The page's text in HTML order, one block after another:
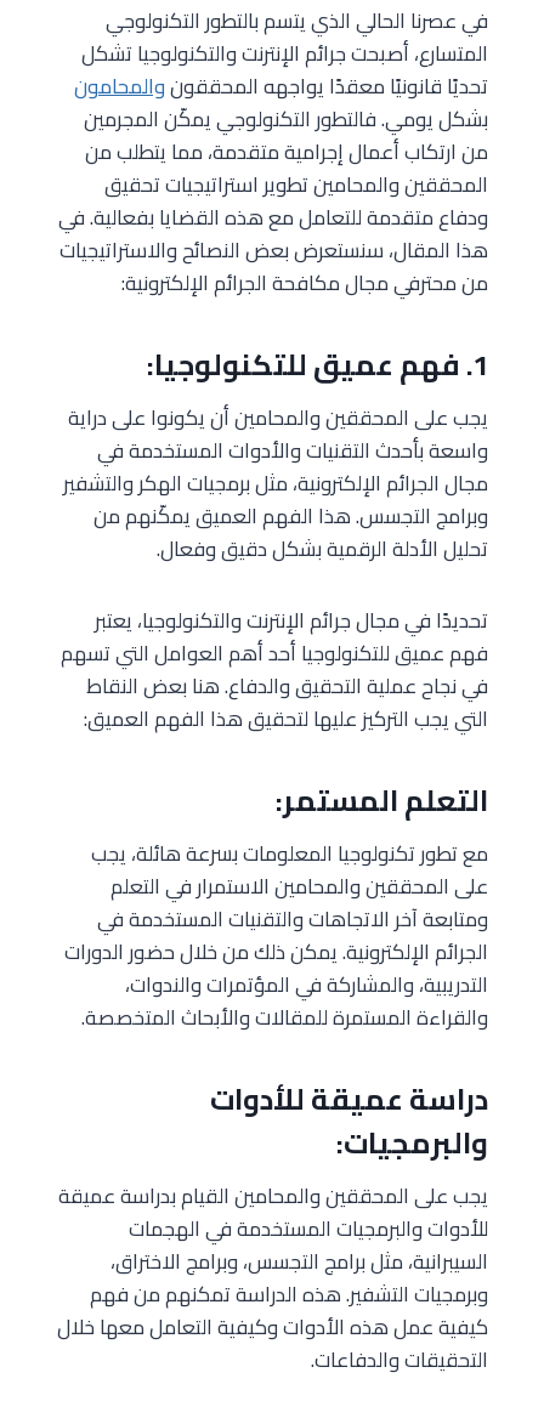
في عصرنا الحالي الذي يتسم بالتطور التكنولوجي
المتسارع، أصبحت جرائم الإنترنت والتكنولوجيا تشكل
تحديًا قانونيًا معقدًا يواجهه المحققونوالمحامون
بشكل يومي. فالتطور التكنولوجي يمكّن المجرمين
من ارتكاب أعمال إجرامية متقدمة، مما يتطلب من
المحققين والمحامين تطوير استراتيجيات تحقيق
ودفاع متقدمة للتعامل مع هذه القضايا بفعالية. في
هذا المقال، سنستعرض بعض النصائح والاستراتيجيات
من محترفي مجال مكافحة الجرائم الإلكترونية:
1. فهم عميق للتكنولوجيا:
يجب على المحققين والمحامين أن يكونوا على دراية
واسعة بأحدث التقنيات والأدوات المستخدمة في
مجال الجرائم الإلكترونية، مثل برمجيات الهكر والتشفير
وبرامج التجسس. هذا الفهم العميق يمكّنهم من
تحليل الأدلة الرقمية بشكل دقيق وفعال.
تحديدًا في مجال جرائم الإنترنت والتكنولوجيا، يعتبر
فهم عميق للتكنولوجيا أحد أهم العوامل التي تسهم
في نجاح عملية التحقيق والدفاع. هنا بعض النقاط
التي يجب التركيز عليها لتحقيق هذا الفهم العميق:
التعلم المستمر:
مع تطور تكنولوجيا المعلومات بسرعة هائلة، يجب
على المحققين والمحامين الاستمرار في التعلم
ومتابعة آخر الاتجاهات والتقنيات المستخدمة في
الجرائم الإلكترونية. يمكن ذلك من خلال حضور الدورات
التدريبية، والمشاركة في المؤتمرات والندوات،
والقراءة المستمرة للمقالات والأبحاث المتخصصة.
دراسة عميقة للأدوات
والبرمجيات:
يجب على المحققين والمحامين القيام بدراسة عميقة
للأدوات والبرمجيات المستخدمة في الهجمات
السيبرانية، مثل برامج التجسس، وبرامج الاختراق،
وبرمجيات التشفير. هذه الدراسة تمكنهم من فهم
كيفية عمل هذه الأدوات وكيفية التعامل معها خلال
التحقيقات والدفاعات.